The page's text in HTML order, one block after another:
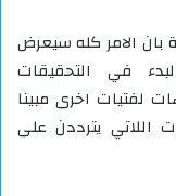
بان الامر كله سيعرض
في التحقيقات
لفتيات اخرى مبينا
اللاتي يترددن على